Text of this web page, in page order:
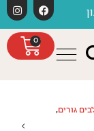
0
גורים,